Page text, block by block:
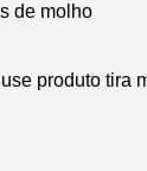
de molho
produto tira